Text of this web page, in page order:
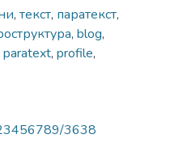
, текст, паратекст,
, blog,
paratext, profile,
3638